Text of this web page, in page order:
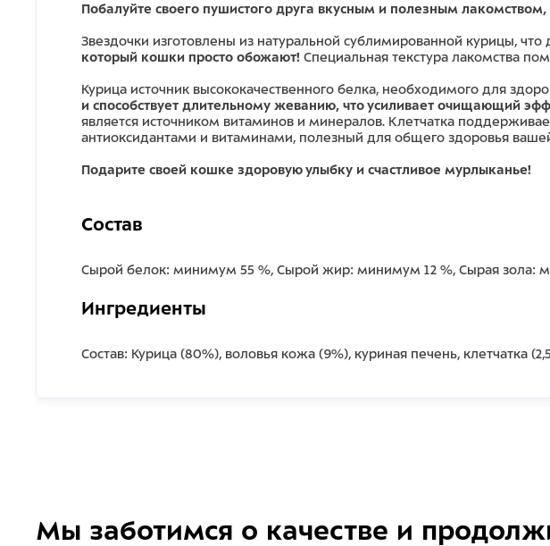
Побалуйте своего пушистого друга вкусным и полезным
Звездочки изготовлены из натуральной сублимированной курицы,
который кошки просто обожают! Специальная текстура лакомства
Курица источник высококачественного белка, необходимого для
и способствует длительному жеванию, что усиливает очищающий
является источником витаминов и минералов. Клетчатка
антиоксидантами и витаминами, полезный для общего здоровья
Подарите своей кошке здоровую улыбку и счастливое мурлыканье!
Состав
Сырой белок: минимум 55 %, Сырой жир: минимум 12 %, Сырая зола:
Ингредиенты
Состав: Курица (80%), воловья кожа (9%), куриная печень, клетчатка
Мы заботимся о качестве и